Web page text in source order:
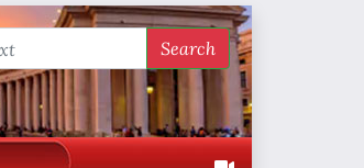
Search